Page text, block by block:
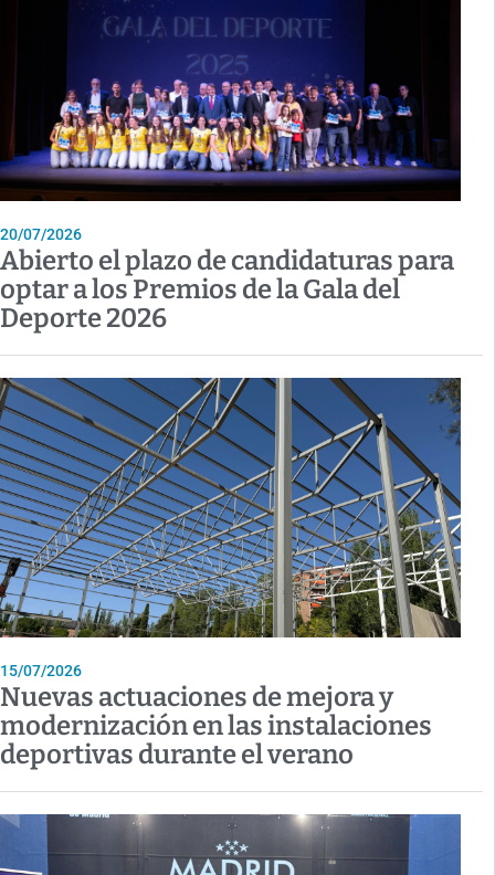
20/07/2026
Abierto el plazo de candidaturas para
optar a los Premios de la Gala del
Deporte 2026
15/07/2026
Nuevas actuaciones de mejora y
modernización en las instalaciones
deportivas durante el verano